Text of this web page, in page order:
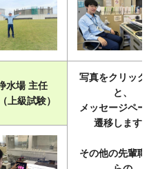
水場 主任
上級試験）
写真をクリック
と、
メッセージペ
遷移します
その他の先輩職